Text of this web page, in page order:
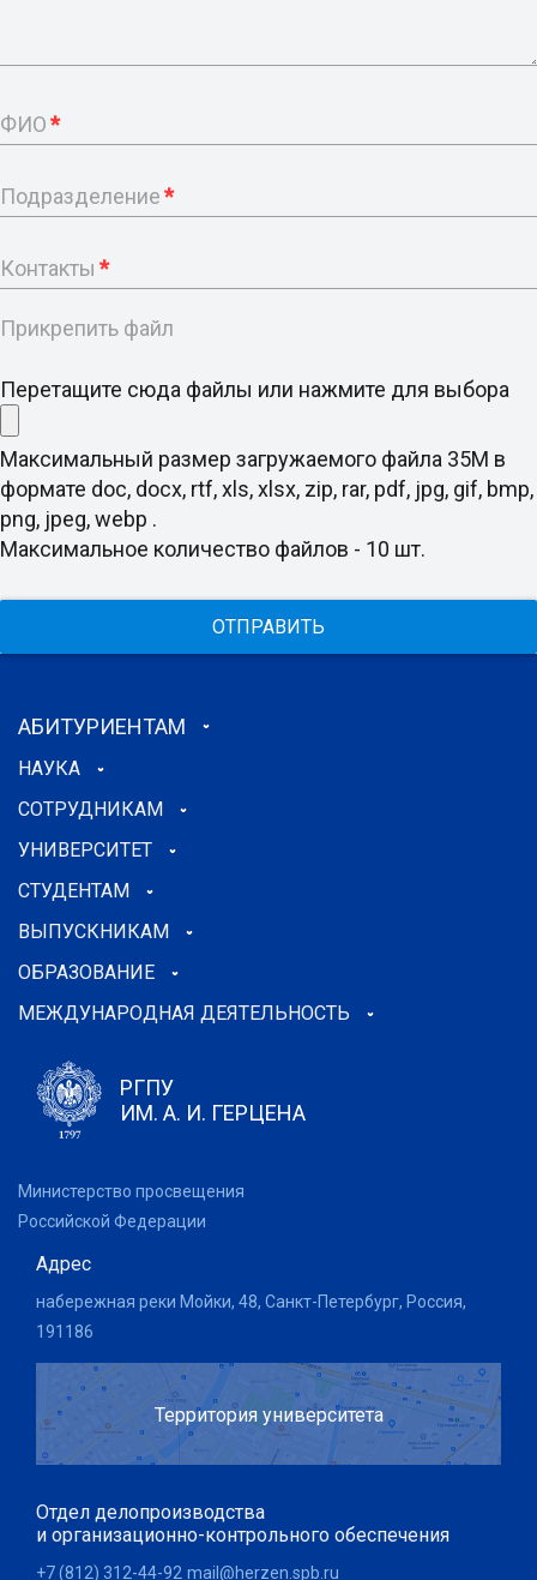
ФИО*
Подразделение*
Контакты *
Прикрепить файл
Перетащите сюда файлы или нажмите для выбора
Максимальный размер загружаемого файла 35M в
формате doc, docx, rtf, xls, xlsx, zip, rar, pdf, jpg, gif, bmp,
png, jpeg, webp .
Максимальное количество файлов - 10 шт.
ОТПРАВИТЬ
АБИТУРИЕНТАМ
НАУКА
СОТРУДНИКАМ
УНИВЕРСИТЕТ
СТУДЕНТАМ
ВЫПУСКНИКАМ
ОБРАЗОВАНИЕ
МЕЖДУНАРОДНАЯ ДЕЯТЕЛЬНОСТЬ
РГПУ
ИМ. А. И. ГЕРЦЕНА
Министерство просвещения
Российской Федерации
Адрес
набережная реки Мойки, 48, Санкт-Петербург, Россия,
191186
Территория университета
Отдел делопроизводства
и организационно-контрольного обеспечения
+7 (812) 312-44-92 mail@herzen.spb.ru